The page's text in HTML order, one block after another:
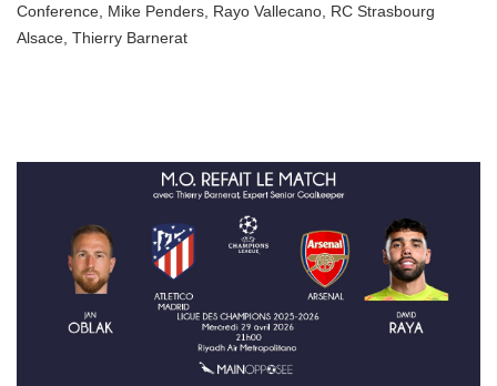
Conference Mike Penders Rayo Vallecano RC Strasbourg
Alsace Thierry Barnerat